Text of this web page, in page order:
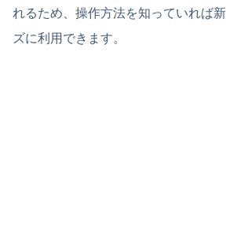
れるため、操作方法を知っていれば
ズに利用できます。